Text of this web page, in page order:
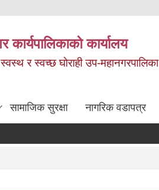
कार्यालय
र स्वच्छ घोराही उप-महानगरपालिका
सामाजिक सुरक्षा नागरिक वडापत्र